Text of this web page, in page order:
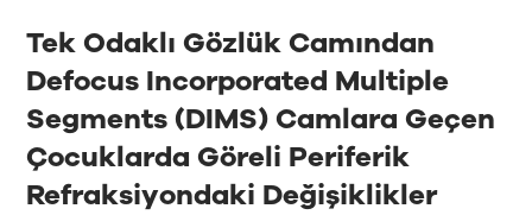
Tek Odaklı Gözlük Camından
Defocus Incorporated Multiple
Segments (DIMS) Camlara Geçen
Çocuklarda Göreli Periferik
Refraksiyondaki Değişiklikler